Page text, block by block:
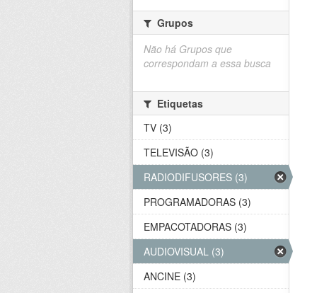
Grupos
Não há Grupos que
correspondam a essa busca
Etiquetas
TV (3)
TELEVISÃO (3)
RADIODIFUSORES (3)
PROGRAMADORAS (3)
EMPACOTADORAS (3)
AUDIOVISUAL (3)
ANCINE (3)